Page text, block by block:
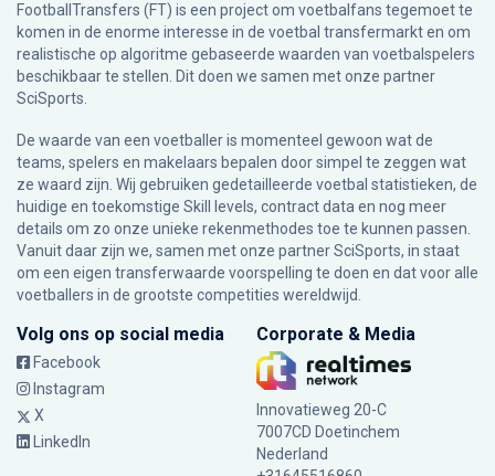
FootballTransfers (FT) is een project om voetbalfans tegemoet te
komen in de enorme interesse in de voetbal transfermarkt en om
realistische op algoritme gebaseerde waarden van voetbalspelers
beschikbaar te stellen. Dit doen we samen met onze partner
SciSports
De waarde van een voetballer is momenteel gewoon wat de
teams, spelers en makelaars bepalen door simpel te zeggen wat
ze waard zijn. Wij gebruiken gedetailleerde voetbal statistieken, de
huidige en toekomstige Skill levels, contract data en nog meer
details om zo onze unieke rekenmethodes toe te kunnen passen.
Vanuit daar zijn we, samen met onze partner SciSports, in staat
om een eigen transferwaarde voorspelling te doen en dat voor alle
voetballers in de grootste competities wereldwijd.
Volg ons op social media
Facebook
Instagram
X
LinkedIn
Corporate & Media
Innovatieweg 20-C
7007CD Doetinchem
Nederland